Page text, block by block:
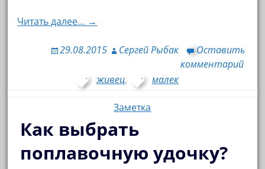
Читать далее… →
29.08.2015 Сергей Рыбак
Оставить
комментарий
живец, малек
Заметка
Как выбрать
поплавочную удочку?